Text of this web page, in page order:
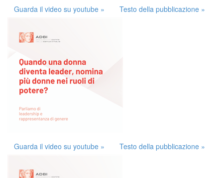
Guarda il video su youtube » Testo della pubblicazione »
Guarda il video su youtube » Testo della pubblicazione »